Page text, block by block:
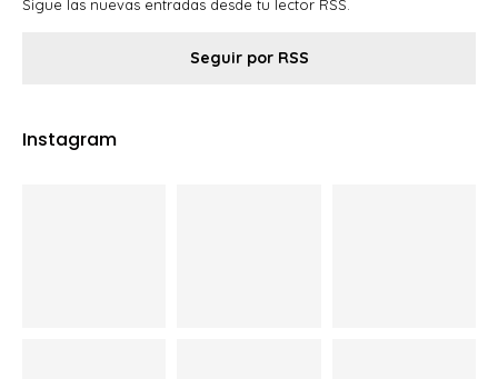
Sigue las nuevas entradas desde tu lector RSS.
Seguir por RSS
Instagram